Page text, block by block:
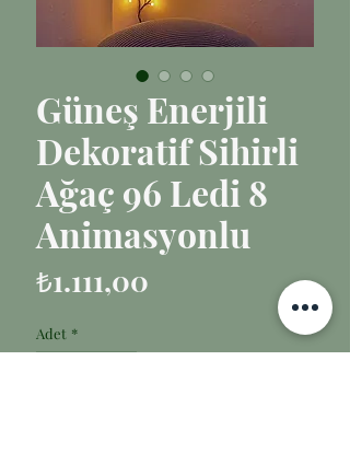
Güneş Enerjili
Dekoratif Sihirli
Ağaç 96 Ledi 8
Animasyonlu
₺1.111,00
Adet *